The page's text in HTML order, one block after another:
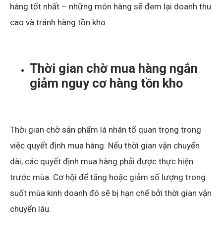
hàng tốt nhất – những món hàng sẽ đem lại doanh thu
cao và tránh hàng tồn kho.
Thời gian chờ mua hàng ngắn
giảm nguy cơ hàng tồn kho
Thời gian chờ sản phẩm là nhân tố quan trọng trong
việc quyết định mua hàng. Nếu thời gian vận chuyển
dài, các quyết định mua hàng phải được thực hiện
trước mùa. Cơ hội để tăng hoặc giảm số lượng trong
suốt mùa kinh doanh đó sẽ bị hạn chế bởi thời gian vận
chuyển lâu.